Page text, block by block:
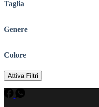
Taglia
Genere
Colore
Attiva Filtri